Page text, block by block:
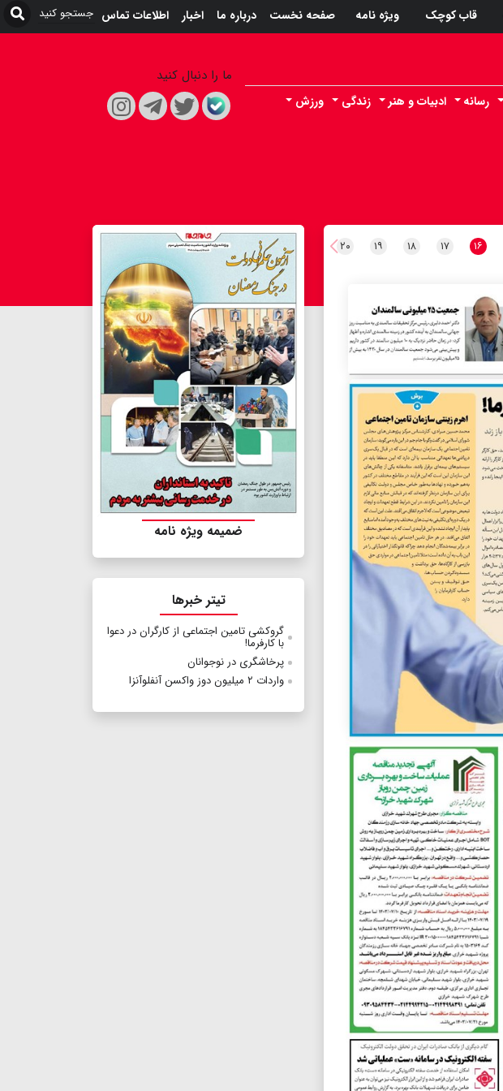
قاب کوچک ویژه نامه صفحه نخست درباره ما اخبار اطلاعات تماس
رسانه ادبیات و هنر زندگی
ورزش
ما را دنبال کنید
۱۶ ۱۷ ۱۸ ۱۹ ۲۰
ضمیمه ویژه نامه
تیتر خبرها
گروکشی تامین اجتماعی از کارگران در دعوا
با کارفرما!
پرخاشگری در نوجوانان
واردات ۲ میلیون دوز واکسن آنفلوآنزا